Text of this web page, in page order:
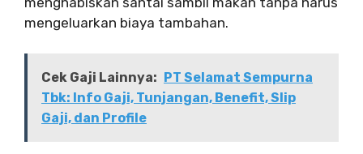
mengeluarkan biaya tambahan.
Cek Gaji Lainnya:
PT Selamat Sempurna
Tbk: Info Gaji, Tunjangan, Benefit, Slip
Gaji, dan Profile